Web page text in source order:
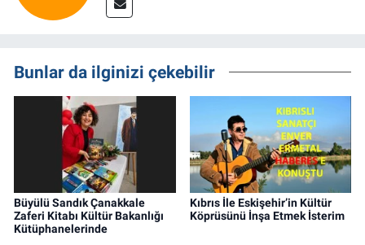
Bunlar da ilginizi çekebilir
Büyülü Sandık Çanakkale
Zaferi Kitabı Kültür Bakanlığı
Kütüphanelerinde
Kıbrıs İle Eskişehir’in Kültür
Köprüsünü İnşa Etmek İsterim